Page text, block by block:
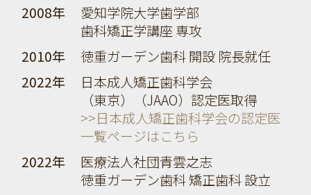
2008年
愛知学院大学歯学部
歯科矯正学講座 専攻
2010年
徳重ガーデン歯科 開設 院長就任
2022年
日本成人矯正歯科学会
（東京）（JAAO）認定医取得
>>日本成人矯正歯科学会の認定医
一覧ページはこちら
2022年
医療法人社団青雲之志
徳重ガーデン歯科 矯正歯科 設立